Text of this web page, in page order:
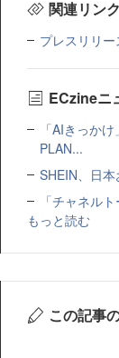
関連リンク
プレスリリー
ECzineニ
「AIきっか
PLAN...
SHEIN、日
「チャネル
もっと読む
この記事